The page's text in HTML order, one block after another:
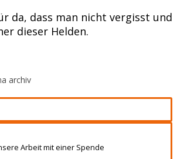
da, dass man nicht vergisst und
dieser Helden.
archiv
Arbeit mit einer Spende